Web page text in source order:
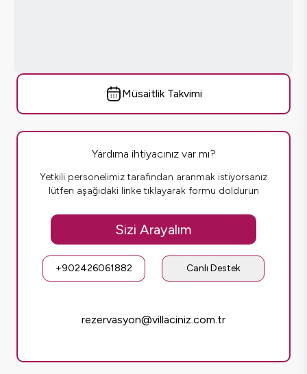
Müsaitlik Takvimi
Yardıma ihtiyacınız var mı?
Yetkili personelimiz tarafından aranmak istiyorsanız
lütfen aşağıdaki linke tıklayarak formu doldurun
Sizi Arayalım
+902426061882 Canlı Destek
rezervasyon@villaciniz.com.tr